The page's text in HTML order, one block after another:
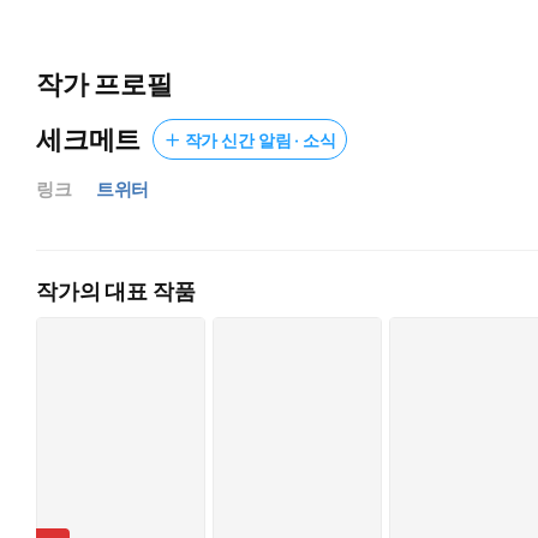
그들의 앞에 중학교 동창, 진여은이 나타난다.
“저, 강해찬 선수…….”
“미안해. 나는 조금이라도 네게 도움이, 도움이 되고 싶어서.”
뭐든 마음대로 하라며 제 옷을 벗어 내린 여은을 맛있게 맛본 쌍
작가 프로필
세크메트
작가 신간 알림 · 소식
링크 트위터
작가의 대표 작품